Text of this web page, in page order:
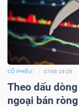
CỔ PHIẾU 07/08 19:29
Theo dấu
ngoại bán